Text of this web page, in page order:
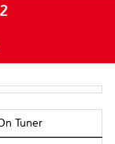
Tuner